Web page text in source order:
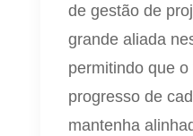
de gestão de
grande aliada
permitindo que
progresso de
mantenha